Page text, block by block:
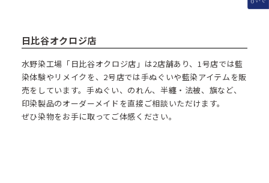
日比谷オクロジ店
水野染工場「日比谷オクロジ店」は2店舗あり、1号店では藍
染体験やリメイクを、2号店では手ぬぐいや藍染アイテムを販
売をしています。手ぬぐい、のれん、半纏・法被、旗など、
印染製品のオーダーメイドを直接ご相談いただけます。
ぜひ染物をお手に取ってご体感ください。